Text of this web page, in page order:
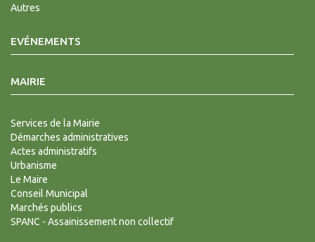
Autres
EVÉNEMENTS
MAIRIE
Services de la Mairie
Démarches administratives
Actes administratifs
Urbanisme
Le Maire
Conseil Municipal
Marchés publics
SPANC - Assainissement non collectif